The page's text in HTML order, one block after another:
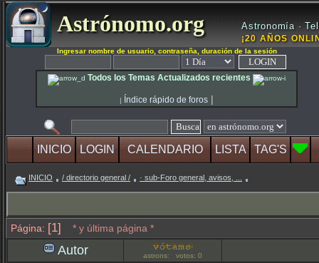
Astrónomo.org Astronomía ·
¡20 AÑOS
Ingresar nombre de usuario, contraseña, duración de la sesión
Todos los Temas Actualizados recientes
| Índice rápido de foros |
INICIO LOGIN CALENDARIO LISTA TAG'S
INICIO / directorio general / · sub-Foro general, avisos, ...
Página: [1] * y última página *
Autor astrons: votos: 0